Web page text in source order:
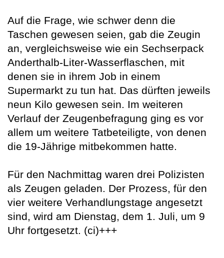
Auf die Frage, wie schwer denn die
Taschen gewesen seien, gab die Zeugin
an, vergleichsweise wie ein Sechserpack
Anderthalb-Liter-Wasserflaschen, mit
denen sie in ihrem Job in einem
Supermarkt zu tun hat. Das dürften jeweils
neun Kilo gewesen sein. Im weiteren
Verlauf der Zeugenbefragung ging es vor
allem um weitere Tatbeteiligte, von denen
die 19-Jährige mitbekommen hatte.
Für den Nachmittag waren drei Polizisten
als Zeugen geladen. Der Prozess, für den
vier weitere Verhandlungstage angesetzt
sind, wird am Dienstag, dem 1. Juli, um 9
Uhr fortgesetzt. (ci)+++